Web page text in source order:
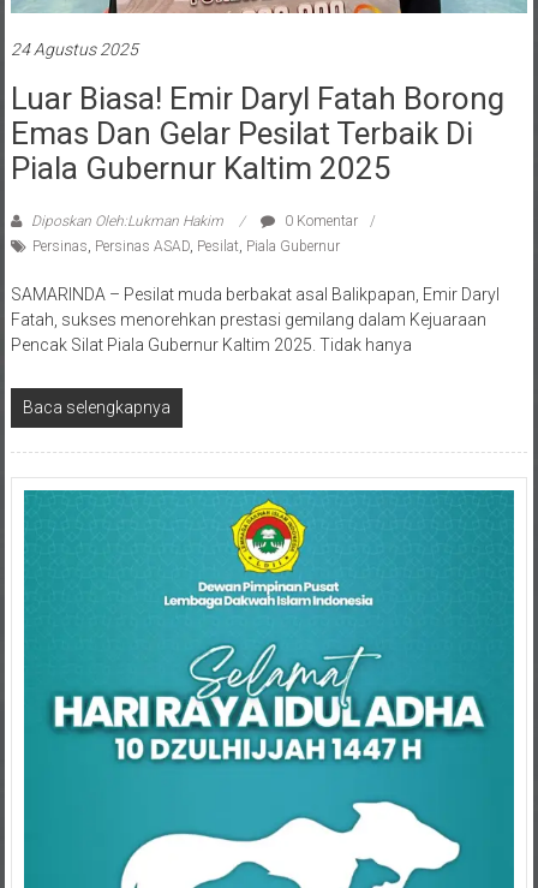
Emas Dan Gelar Pesilat Terbaik Di
Piala Gubernur Kaltim 2025
Persinas, Persinas ASAD,Pesilat ,Piala Gubernur
Fatah, sukses menorehkan prestasi gemilang dalam Kejuaraan
Pencak Silat Piala Gubernur Kaltim 2025. Tidak hanya